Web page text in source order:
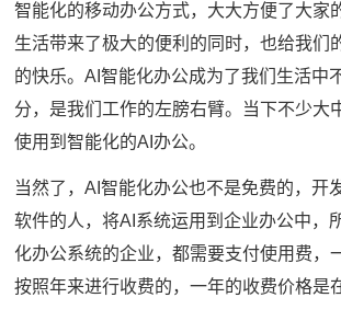
智能化的移动办公方式，大大方便了大家
生活带来了极大的便利的同时，也给我们
的快乐。AI智能化办公成为了我们生活中
分，是我们工作的左膀右臂。当下不少大
使用到智能化的AI办公。
当然了，AI智能化办公也不是免费的，开
软件的人，将AI系统运用到企业办公中，
化办公系统的企业，都需要支付使用费，
按照年来进行收费的，一年的收费价格是